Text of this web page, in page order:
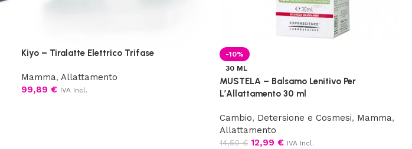
Kiyo – Tiralatte Elettrico Trifase
Mamma, Allattamento
99,89 € IVA Incl.
-10%
30 ML
MUSTELA – Balsamo Lenitivo Per
L’Allattamento 30 ml
Cambio, Detersione e Cosmesi, Mamma,
Allattamento
14,50€ 12,99 € IVA Incl.